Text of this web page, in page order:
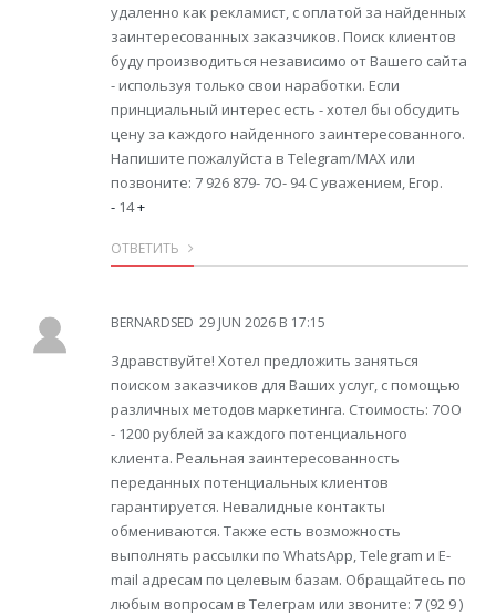
удаленно как рекламист, с оплатой за найденных
заинтересованных заказчиков. Поиск клиентов
буду производиться независимо от Вашего сайта
- используя только свои наработки. Если
принциальный интерес есть - хотел бы обсудить
цену за каждого найденного заинтересованного.
Напишите пожалуйста в Telegram/MAX или
позвоните: 7 926 879- 7O- 94 С уважением, Егор.
- 14+
ОТВЕТИТЬ
BERNARDSED 29 JUN 2026 В 17:15
Здравствуйте! Хотел предложить заняться
поиском заказчиков для Ваших услуг, с помощью
различных методов маркетинга. Стоимость: 7OO
- 1200 рублей за каждого потенциального
клиента. Реальная заинтересованность
переданных потенциальных клиентов
гарантируется. Невалидные контакты
обмениваются. Также есть возможность
выполнять рассылки по WhatsApp, Telegram и E-
mail адресам по целевым базам. Обращайтесь по
любым вопросам в Телеграм или звоните: 7 (92 9 )